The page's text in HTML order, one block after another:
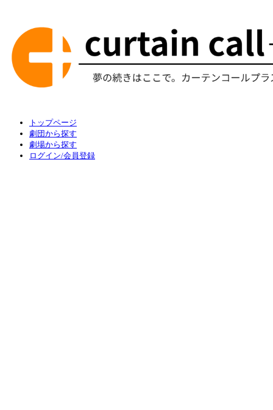
トップページ
劇団から探す
劇場から探す
ログイン/会員登録